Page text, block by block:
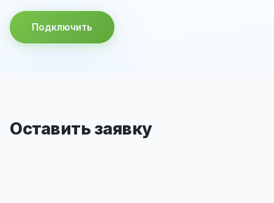
Подключить
Оставить заявку